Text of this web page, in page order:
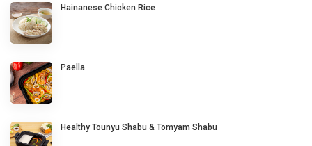
Hainanese Chicken Rice
Paella
Healthy Tounyu Shabu & Tomyam Shabu